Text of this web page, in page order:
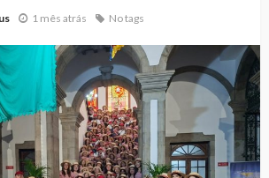
1 mês atrás No tags